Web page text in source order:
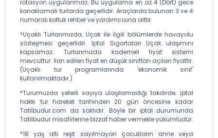
rotasyon uygulanmaz. Bu uygulama en az 4 (Dört) gece
konaklamalı turlarda geçerlidir. Araçlarda bulunan 3 ve 4
numaralı koltuk rehber ve yardımcısına aittir.
*Uçaklı Turlarımızda, Uçak ile ilgili bölümlerde havayolu
sözleşmesi geçerlidir. İptal Sigortaları Uçak ulaşımını
kapsamaz. Turlarımızda kademeli fiyat sistemi
mevcuttur. İlan edilen fiyat en düşük sınıftan açılan fiyattır.
(Uçaklı tur programlarında 'ekonomik sınıf'
kullanılmaktadır.)
*Turumuzda yeterli sayıya ulaşılamadığı takdirde; iptal
hakkı tur hareket tarihinden 20 gün öncesine kadar
Tatilbudur.com da saklıdır. Böyle bir iptal durumunda
Tatilbudur misafirlerine bizzat haber vermekle yükümlüdür.
*18 yaş altı reşit sayılmayan çocukların anne veya